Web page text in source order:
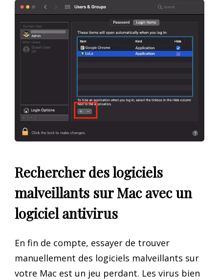
Rechercher des logiciels
malveillants sur Mac avec un
logiciel antivirus
En fin de compte, essayer de trouver
manuellement des logiciels malveillants sur
votre Mac est un jeu perdant. Les virus bien